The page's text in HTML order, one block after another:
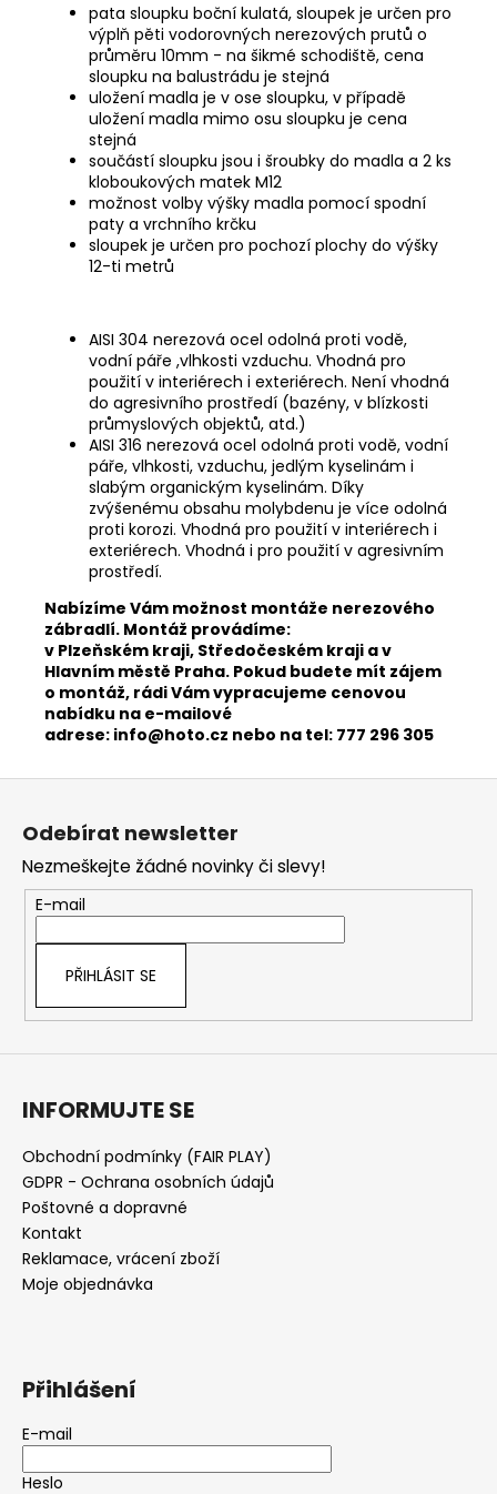
pata sloupku boční kulatá, sloupek je určen pro
výplň pěti vodorovných nerezových prutů o
průměru 10mm - na šikmé schodiště, cena
sloupku na balustrádu je stejná
uložení madla je v ose sloupku, v případě
uložení madla mimo osu sloupku je cena
stejná
součástí sloupku jsou i šroubky do madla a 2 ks
kloboukových matek M12
možnost volby výšky madla pomocí spodní
paty a vrchního krčku
sloupek je určen pro pochozí plochy do výšky
12-ti metrů
AISI 304 nerezová ocel odolná proti vodě,
vodní páře ,vlhkosti vzduchu. Vhodná pro
použití v interiérech i exteriérech. Není vhodná
do agresivního prostředí (bazény, v blízkosti
průmyslových objektů, atd.)
AISI 316 nerezová ocel odolná proti vodě, vodní
páře, vlhkosti, vzduchu, jedlým kyselinám i
slabým organickým kyselinám. Díky
zvýšenému obsahu molybdenu je více odolná
proti korozi. Vhodná pro použití v interiérech i
exteriérech. Vhodná i pro použití v agresivním
prostředí.
​​Nabízíme Vám možnost montáže nerezového
zábradlí. Montáž provádíme:
v Plzeňském kraji, Středočeském kraji a v
Hlavním městě Praha. Pokud budete mít zájem
o montáž, rádi Vám vypracujeme cenovou
nabídku na e-mailové
adrese: info@hoto.cz nebo na tel: 777 296 305
Z
Odebírat newsletter
Nezmeškejte žádné novinky či slevy!
E-mail
PŘIHLÁSIT SE
INFORMUJTE SE
Obchodní podmínky (FAIR PLAY)
GDPR - Ochrana osobních údajů
Poštovné a dopravné
Kontakt
Reklamace, vrácení zboží
Moje objednávka
Přihlášení
E-mail
Heslo